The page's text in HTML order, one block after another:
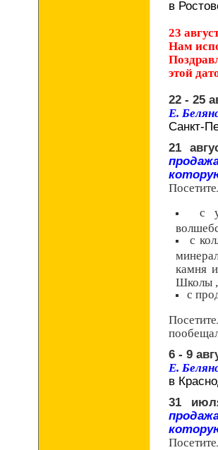
в
23
Нам
этой
22 - 25
Е.
Санкт-
21
с
с
камня
Школы
с
6 - 9
Е.
в
31